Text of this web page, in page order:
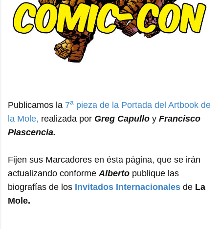
Publicamos la 7a pieza de la Portada del Artbook de
la Mole, realizada por Greg Capullo y Francisco
Plascencia.
Fijen sus Marcadores en ésta página, que se irán
actualizando conforme Alberto publique las
biografías de los Invitados Internacionales de La
Mole.